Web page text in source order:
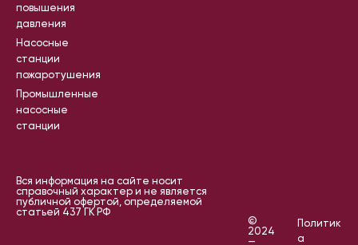
повышения
давления
Насосные
станции
пожаротушения
Промышленные
насосные
станции
Вся информация на сайте носит
справочный характер и не является
публичной офертой, определяемой
статьей 437 ГК РФ
©
2024
—
Политик
а